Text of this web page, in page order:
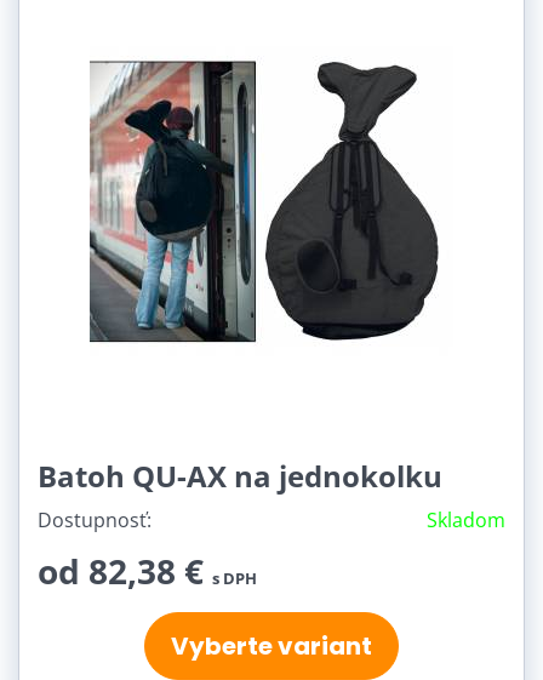
Batoh QU-AX na jednokolku
Dostupnosť: Skladom
od 82,38 € s DPH
Vyberte variant